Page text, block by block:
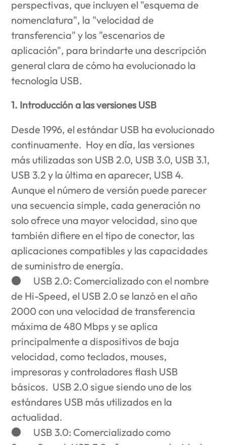
perspectivas, que incluyen el "esquema de
nomenclatura", la "velocidad de
transferencia" y los "escenarios de
aplicación", para brindarte una descripción
general clara de cómo ha evolucionado la
tecnología USB.
1. Introducción a las versiones USB
Desde 1996, el estándar USB ha evolucionado
continuamente. Hoy en día, las versiones
más utilizadas son USB 2.0, USB 3.0, USB 3.1,
USB 3.2 y la última en aparecer, USB 4.
Aunque el número de versión puede parecer
una secuencia simple, cada generación no
solo ofrece una mayor velocidad, sino que
también difiere en el tipo de conector, las
aplicaciones compatibles y las capacidades
de suministro de energía.
● USB 2.0: Comercializado con el nombre
de Hi-Speed, el USB 2.0 se lanzó en el año
2000 con una velocidad de transferencia
máxima de 480 Mbps y se aplica
principalmente a dispositivos de baja
velocidad, como teclados, mouses,
impresoras y controladores flash USB
básicos. USB 2.0 sigue siendo uno de los
estándares USB más utilizados en la
actualidad.
● USB 3.0: Comercializado como